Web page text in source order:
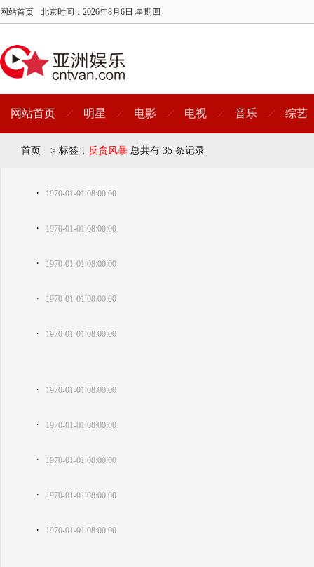
网站首页 北京时间： 2026年8月6日 星期四
网站首页 明星 电影 电视 音乐 综艺
首页 > 标签： 反贪风暴 总共有 35 条记录
· 1970-01-01 08:00:00
· 1970-01-01 08:00:00
· 1970-01-01 08:00:00
· 1970-01-01 08:00:00
· 1970-01-01 08:00:00
· 1970-01-01 08:00:00
· 1970-01-01 08:00:00
· 1970-01-01 08:00:00
· 1970-01-01 08:00:00
· 1970-01-01 08:00:00